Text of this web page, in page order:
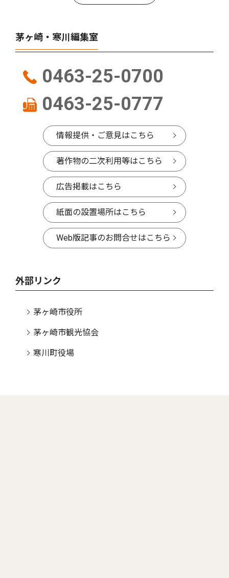
茅ヶ崎・寒川編集室
0463-25-0700
0463-25-0777
情報提供・ご意見はこちら
著作物の二次利用等はこちら
広告掲載はこちら
紙面の設置場所はこちら
Web版記事のお問合せはこちら
外部リンク
茅ヶ崎市役所
茅ヶ崎市観光協会
寒川町役場